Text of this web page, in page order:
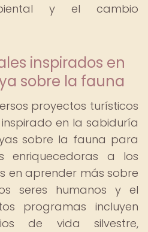
y el cambio
inspirados en
sobre la fauna
proyectos turísticos
en la sabiduría
sobre la fauna para
enriquecedoras a los
en aprender más sobre
seres humanos y el
programas incluyen
de vida silvestre,